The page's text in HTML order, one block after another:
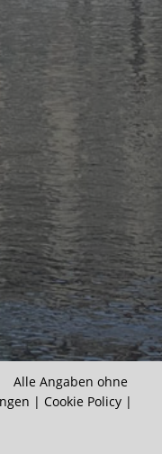
Angaben ohne
| Cookie Policy|